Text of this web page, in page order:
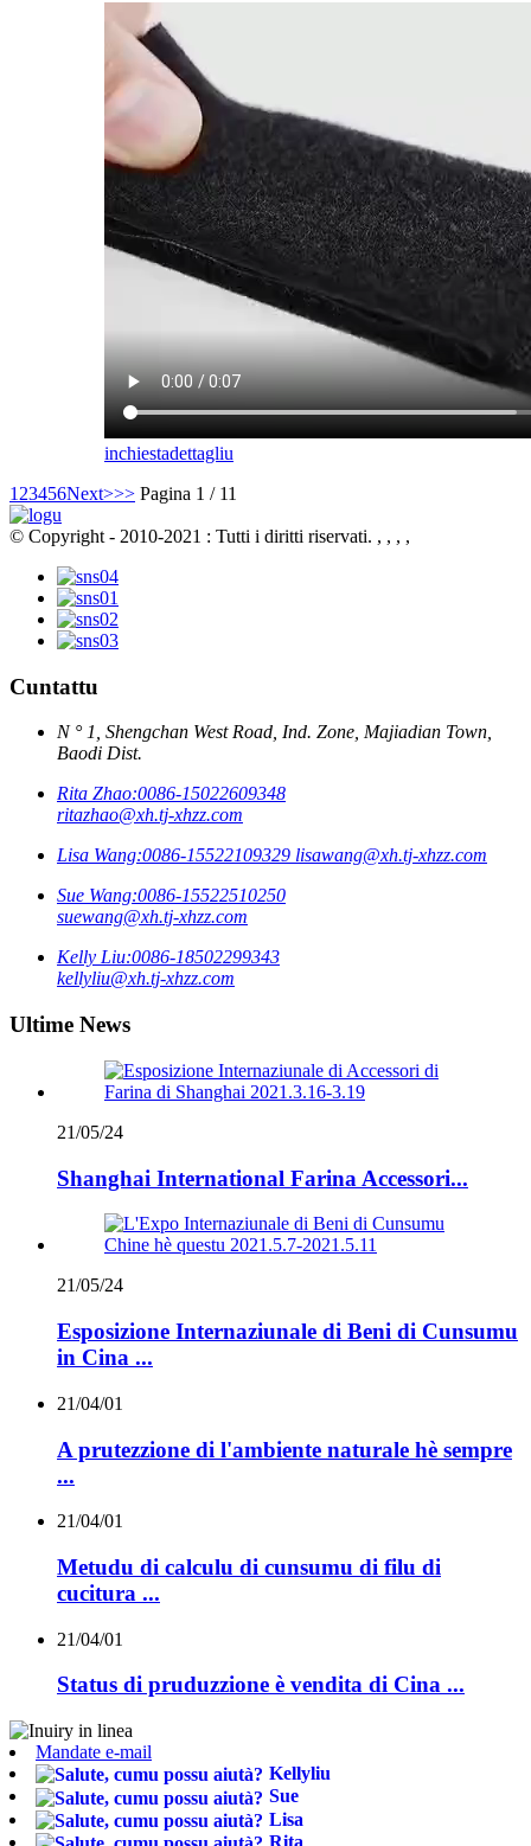
inchiestadettagliu
1 23456Next>>> Pagina 1 / 11
© Copyright - 2010-2021 : Tutti i diritti riservati. , , , ,
Cuntattu
N ° 1, Shengchan West Road, Ind. Zone, Majiadian Town,
Baodi Dist.
Rita Zhao:0086-15022609348
ritazhao@xh.tj-xhzz.com
Lisa Wang:0086-15522109329 lisawang@xh.tj-xhzz.com
Sue Wang:0086-15522510250
suewang@xh.tj-xhzz.com
Kelly Liu:0086-18502299343
kellyliu@xh.tj-xhzz.com
Ultime News
21/05/24
Shanghai International Farina Accessori...
21/05/24
Esposizione Internaziunale di Beni di Cunsumu
in Cina ...
21/04/01
A prutezzione di l'ambiente naturale hè sempre
...
21/04/01
Metudu di calculu di cunsumu di filu di
cucitura ...
21/04/01
Status di pruduzzione è vendita di Cina ...
Mandate e-mail
Kellyliu
Sue
Lisa
Rita